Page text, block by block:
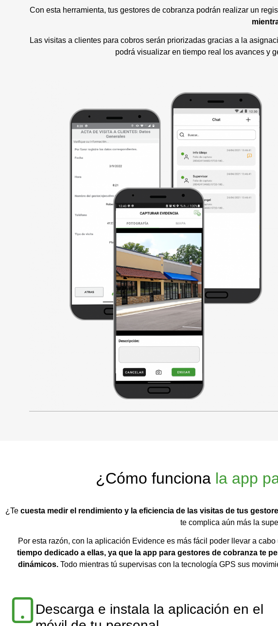
Con esta herramienta, tus gestores de cobranza podrán realizar un
Las visitas a clientes para cobros serán priorizadas gracias a la
podrá visualizar en tiempo real los avances y
¿Cómo funciona la app
¿Te cuesta medir el rendimiento y la eficiencia de las visitas de tus
te complica aún más la
Por esta razón, con la aplicación Evidence es más fácil poder llevar a cabo
tiempo dedicado a ellas, ya que la app para gestores de cobranza te
dinámicos. Todo mientras tú supervisas con la tecnología GPS sus
Descarga e instala la aplicación en el